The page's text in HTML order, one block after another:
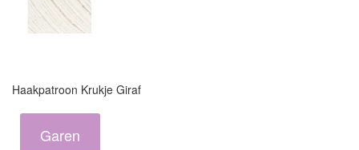
Haakpatroon Krukje Giraf
Garen